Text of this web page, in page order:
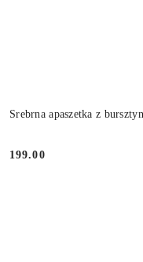
Srebrna apaszetka z
Cena:
199.00